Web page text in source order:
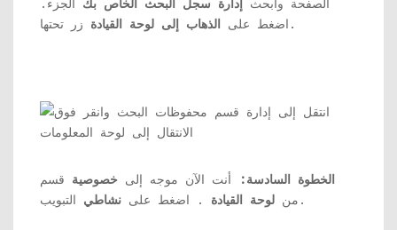
الصفحة وابحث إدارة سجل البحث الخاص بك الجزء.
اضغط على الذهاب إلى لوحة القيادة زر تحتها.
الخطوة السادسة: أنت الآن موجه إلى خصوصية قسم
من لوحة القيادة . اضغط على نشاطي التبويب.